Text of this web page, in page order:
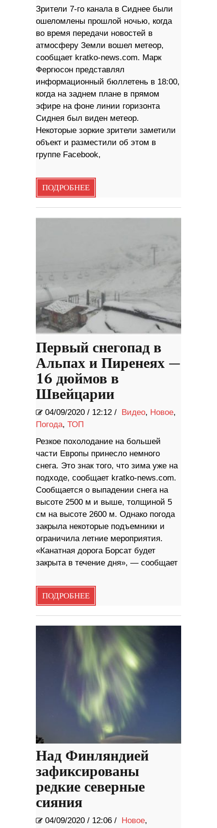
Зрители 7-го канала в Сиднее были
ошеломлены прошлой ночью, когда
во время передачи новостей в
атмосферу Земли вошел метеор,
сообщает kratko-news.com. Марк
Фергюсон представлял
информационный бюллетень в 18:00,
когда на заднем плане в прямом
эфире на фоне линии горизонта
Сиднея был виден метеор.
Некоторые зоркие зрители заметили
объект и разместили об этом в
группе Facebook,
ПОДРОБНЕЕ
Первый снегопад в
Альпах и Пиренеях —
16 дюймов в
Швейцарии
04/09/2020 / 12:12 / Видео, Новое,
Погода, ТОП
Резкое похолодание на большей
части Европы принесло немного
снега. Это знак того, что зима уже на
подходе, сообщает kratko-news.com.
Сообщается о выпадении снега на
высоте 2500 м и выше, толщиной 5
см на высоте 2600 м. Однако погода
закрыла некоторые подъемники и
ограничила летние мероприятия.
«Канатная дорога Борсат будет
закрыта в течение дня», — сообщает
ПОДРОБНЕЕ
Над Финляндией
зафиксированы
редкие северные
сияния
04/09/2020 / 12:06 / Новое,